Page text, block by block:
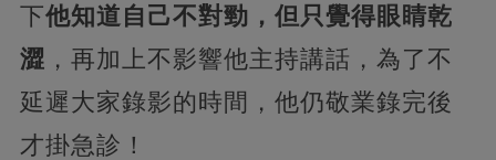
下他知道自己不對勁，但只覺得眼睛乾
澀 ，再加上不影響他主持講話，為了不
延遲大家錄影的時間，他仍敬業錄完後
才掛急診！